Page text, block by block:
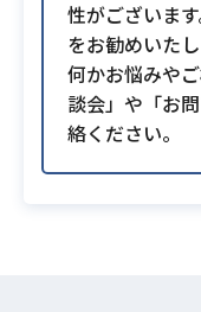
性がございま
をお勧めいたし
何かお悩みや
談会」や「お
絡ください。